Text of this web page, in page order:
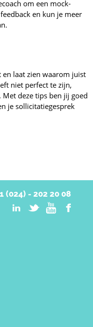
om een mock-
en kun je meer
laat zien waarom juist
niet perfect te zijn,
deze tips ben jij goed
je sollicitatiegesprek
(024) - 202 20 08